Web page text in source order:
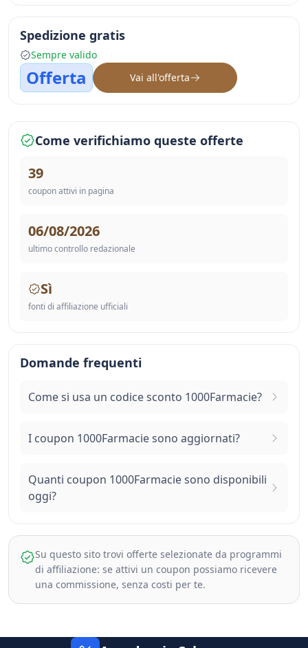
Spedizione gratis
Sempre valido
Offerta Vai all'offerta
Come verifichiamo queste offerte
39
coupon attivi in pagina
06/08/2026
ultimo controllo redazionale
Sì
fonti di affiliazione ufficiali
Domande frequenti
Come si usa un codice sconto 1000Farmacie?
I coupon 1000Farmacie sono aggiornati?
Quanti coupon 1000Farmacie sono disponibili
oggi?
Su questo sito trovi offerte selezionate da programmi
di affiliazione: se attivi un coupon possiamo ricevere
una commissione, senza costi per te.